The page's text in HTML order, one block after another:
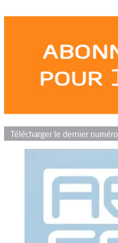
Télécharger le dernier numéro